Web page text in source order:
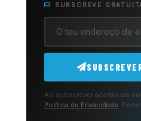
SUBSCREVE
Ao subscrever aceitas os
Política de Privacidade .